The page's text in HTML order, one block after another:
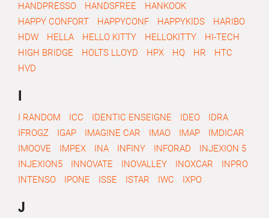
HANDPRESSO
HANDSFREE
HANKOOK
HAPPY CONFORT
HAPPYCONF HAPPYKIDS
HARIBO
HDW
HELLA HELLO KITTY HELLOKITTY
HI-TECH
HIGH BRIDGE
HOLTS LLOYD HPX HQ HR
HTC
HVD
I
I RANDOM ICC IDENTIC ENSEIGNE IDEO
IDRA
IFROGZ
IGAP IMAGINE CAR IMAO IMAP
IMDICAR
IMOOVE
IMPEX INA INFINY INFORAD
INJEXION 5
INJEXION5
INNOVATE INOVALLEY INOXCAR
INPRO
INTENSO
IPONE ISSE ISTAR IWC IXPO
J